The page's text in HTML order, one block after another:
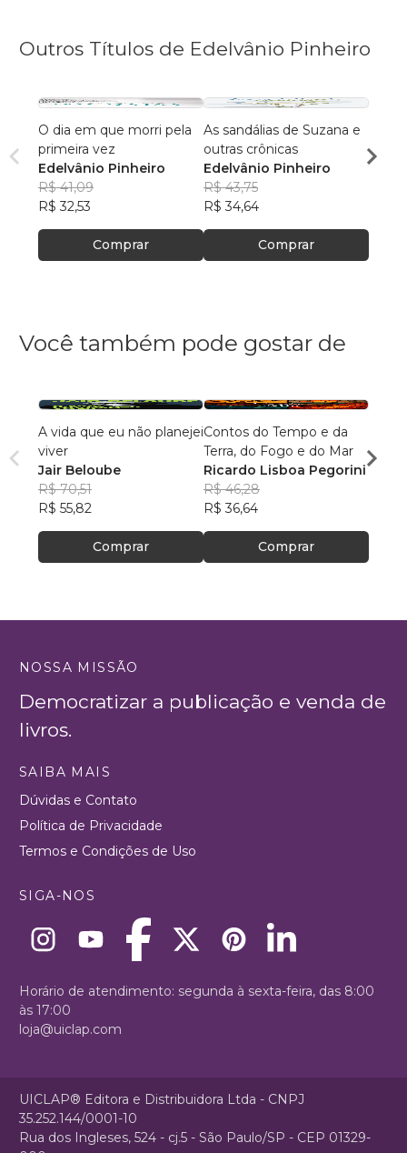
Outros Títulos de Edelvânio Pinheiro
O dia em que morri pela
primeira vez
Edelvânio Pinheiro
R$ 41,09
R$ 32,53
Comprar
As sandálias de Suzana e
outras crônicas
Edelvânio Pinheiro
R$ 43,75
R$ 34,64
Comprar
R$
Você também pode gostar de
A vida que eu não planejei
viver
Jair Beloube
R$ 70,51
R$ 55,82
Comprar
Contos do Tempo e da
Terra, do Fogo e do Mar
Ricardo Lisboa Pegorini
R$ 46,28
R$ 36,64
Comprar
DAS
NOSSA MISSÃO
Democratizar a publicação e venda de
livros.
SAIBA MAIS
Dúvidas e Contato
Política de Privacidade
Termos e Condições de Uso
SIGA-NOS
Horário de atendimento: segunda à sexta-feira, das 8:00
às 17:00
loja@uiclap.com
UICLAP® Editora e Distribuidora Ltda - CNPJ
35.252.144/0001-10
Rua dos Ingleses, 524 - cj.5 - São Paulo/SP - CEP 01329-